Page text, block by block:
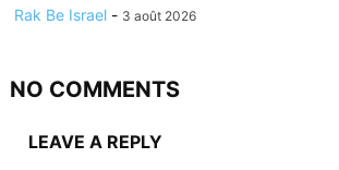
Rak Be Israel - 3 août 2026
NO COMMENTS
LEAVE A REPLY